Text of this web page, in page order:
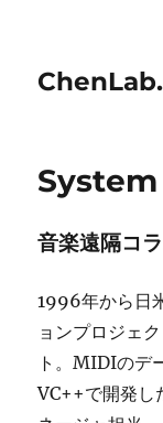
音楽遠隔コ
1996年から日
ョンプロジェ
ト。MIDIのデ
VC++で開発し